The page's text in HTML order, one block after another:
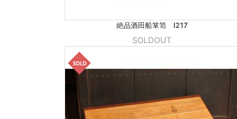
絶品酒田船箪笥 I217
SOLDOUT